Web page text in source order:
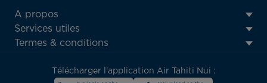
ATN:
Footer
menu
A propos
Services utiles
Termes & conditions
Télécharger l'application Air Tahiti Nui :